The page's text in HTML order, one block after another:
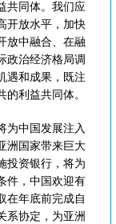
共同体。我们应
开放水平，加快
放中融合、在融
政治经济格局调
遇和成果，既注
利益共同体。
为中国发展注入
洲国家带来巨大
投资银行，将为
件，中国欢迎有
在年底前完成自
系协定，为亚洲